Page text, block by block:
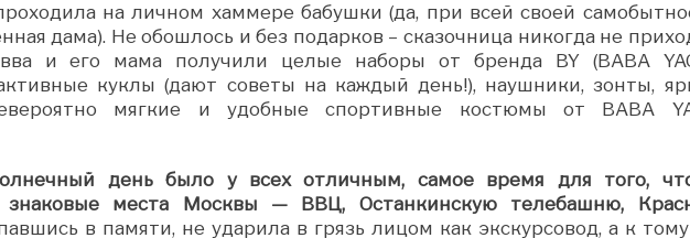
на личном хаммере бабушки (да, при всей своей
дама). Не обошлось и без подарков – сказочница никогда не
и его мама получили целые наборы от бренда BY (BABA
куклы (дают советы на каждый день!), наушники, зонты,
мягкие и удобные спортивные костюмы от BABA
день было у всех отличным, самое время для того,
знаковые места Москвы — ВВЦ, Останкинскую телебашню,
в памяти, не ударила в грязь лицом как экскурсовод, а к